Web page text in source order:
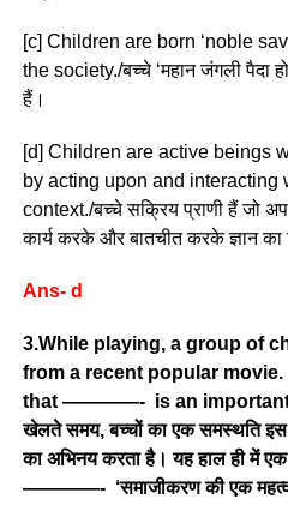
[c] Children are born ‘noble
the society./बच्चे ‘महान जंगली पैदा
हैं।
[d] Children are active beings
by acting upon and interacting
context./बच्चे सक्रिय प्राणी हैं जो
कार्य करके और बातचीत करके ज्ञान का
Ans- d
3.While playing, a group of
from a recent popular
that ————- is an important
खेलते समय, बच्चों का एक समस्थति इस
का अभिनय करता है। यह हाल ही में
————- ‘समाजीकरण की एक